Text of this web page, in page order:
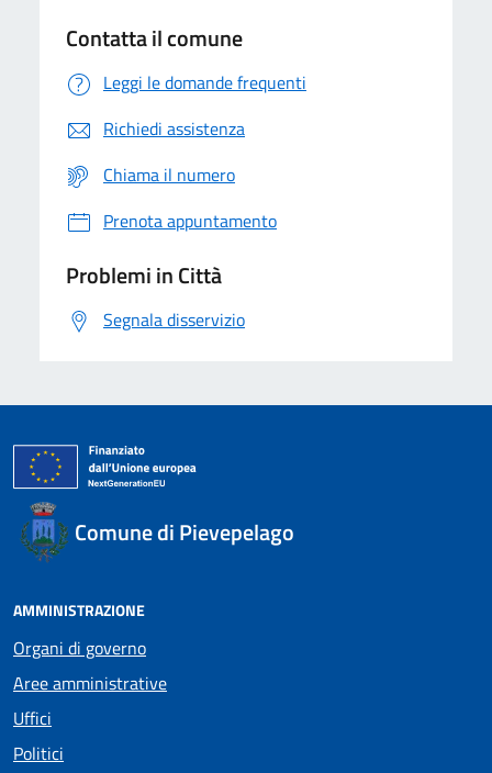
Contatta il comune
Leggi le domande frequenti
Richiedi assistenza
Chiama il numero
Prenota appuntamento
Problemi in Città
Segnala disservizio
Comune di Pievepelago
AMMINISTRAZIONE
Organi di governo
Aree amministrative
Uffici
Politici